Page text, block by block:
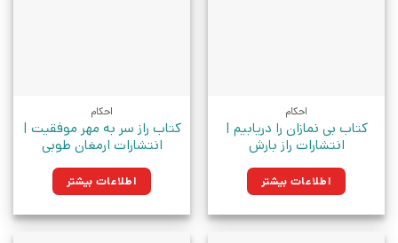
احکام
کتاب بی نمازان را دریابیم |
انتشارات راز بارش
اطلاعات بیشتر
احکام
کتاب راز سر به مهر موفقیت |
انتشارات ارمغان طوبی
اطلاعات بیشتر